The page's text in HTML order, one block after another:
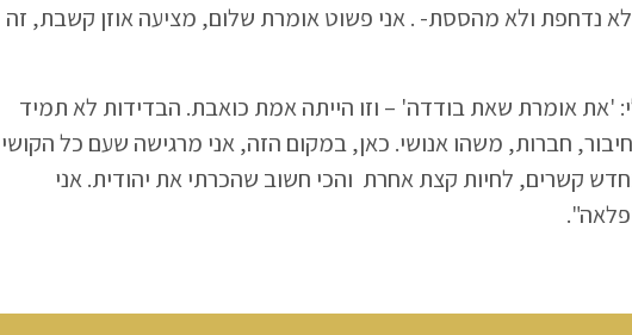
לא נדחפת ולא מהססת- . אני פשוט אומרת שלום, מציעה אוזן קשבת, זה
'את אומרת שאת בודדה' – וזו הייתה אמת כואבת. הבדידות לא תמיד
חברות, משהו אנושי. כאן, במקום הזה, אני מרגישה שעם כל הקושי
קשרים, לחיות קצת אחרת והכי חשוב שהכרתי את יהודית. אני